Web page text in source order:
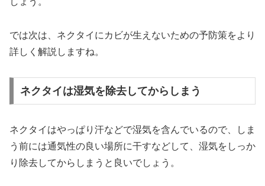
では次は、ネクタイにカビが生えないための予防策をより
詳しく解説しますね。
ネクタイは湿気を除去してからしまう
ネクタイはやっぱり汗などで湿気を含んでいるので、しま
う前には通気性の良い場所に干すなどして、湿気をしっか
り除去してからしまうと良いでしょう。